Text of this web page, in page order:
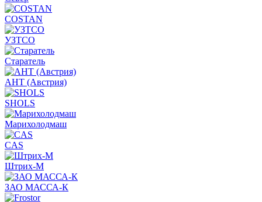
COSTAN
УЗТСО
Старатель
АНТ (Австрия)
SHOLS
Марихолодмаш
CAS
Штрих-М
ЗАО МАССА-К